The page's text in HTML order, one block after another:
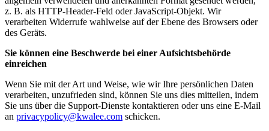
z. B. als HTTP-Header-Feld oder JavaScript-Objekt. Wir
verarbeiten Widerrufe wahlweise auf der Ebene des Browsers oder
des Geräts.
Sie können eine Beschwerde bei einer Aufsichtsbehörde
einreichen
Wenn Sie mit der Art und Weise, wie wir Ihre persönlichen Daten
verarbeiten, unzufrieden sind, können Sie uns dies mitteilen, indem
Sie uns über die Support-Dienste kontaktieren oder uns eine E-Mail
an privacypolicy@kwalee.com schicken.